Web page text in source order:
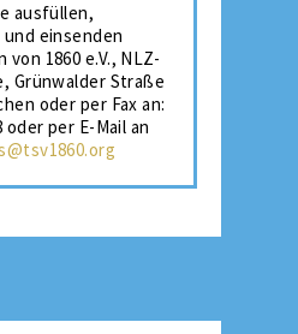
ausfüllen,
einsenden
von 1860 e.V., NLZ-
Grünwalder Straße
oder per Fax an:
oder per E-Mail an